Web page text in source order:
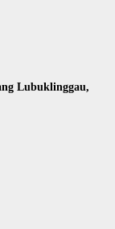
Lubuklinggau,